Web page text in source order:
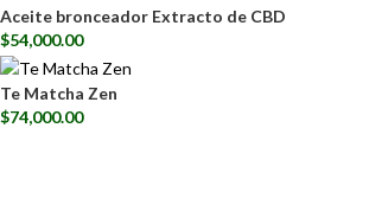
Aceite bronceador Extracto de CBD
$54,000.00
Te Matcha Zen
$74,000.00